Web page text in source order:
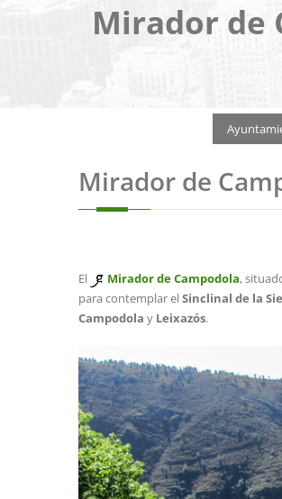
Mirador de
Mirador de
El Mirador de Campodola,
para contemplar elSinclinal de la
Campodola y Leixazós.